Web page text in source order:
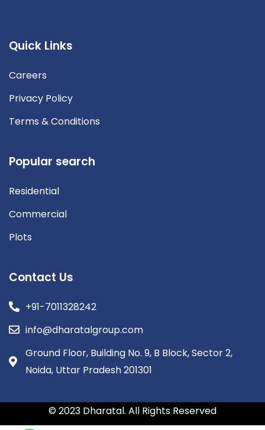
Quick Links
Careers
Privacy Policy
Terms & Conditions
Popular search
Residential
Commercial
Plots
Contact Us
+91-7011328242
info@dharatalgroup.com
Ground Floor, Building No. 9, B Block, Sector 2,
Noida, Uttar Pradesh 201301
© 2023 Dharatal. All Rights Reserved